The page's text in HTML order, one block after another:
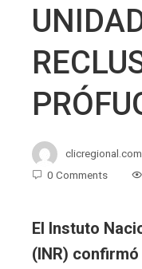
clicregional.com
0 Comments
El Instuto
(INR)